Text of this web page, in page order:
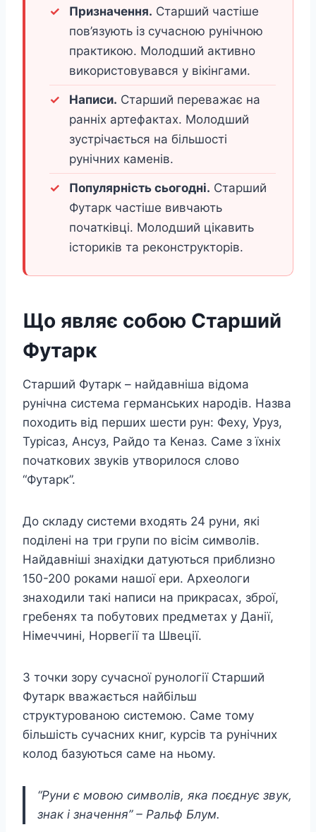
Призначення. Старший частіше
пов’язують із сучасною рунічною
практикою. Молодший активно
використовувався у вікінгами.
Написи. Старший переважає на
ранніх артефактах. Молодший
зустрічається на більшості
рунічних каменів.
Популярність сьогодні. Старший
Футарк частіше вивчають
початківці. Молодший цікавить
істориків та реконструкторів.
Що являє собою Старший
Футарк
Старший Футарк – найдавніша відома
рунічна система германських народів. Назва
походить від перших шести рун: Феху, Уруз,
Турісаз, Ансуз, Райдо та Кеназ. Саме з їхніх
початкових звуків утворилося слово
“Футарк”.
До складу системи входять 24 руни, які
поділені на три групи по вісім символів.
Найдавніші знахідки датуються приблизно
150-200 роками нашої ери. Археологи
знаходили такі написи на прикрасах, зброї,
гребенях та побутових предметах у Данії,
Німеччині, Норвегії та Швеції.
З точки зору сучасної рунології Старший
Футарк вважається найбільш
структурованою системою. Саме тому
більшість сучасних книг, курсів та рунічних
колод базуються саме на ньому.
“Руни є мовою символів, яка поєднує звук,
знак і значення” – Ральф Блум.